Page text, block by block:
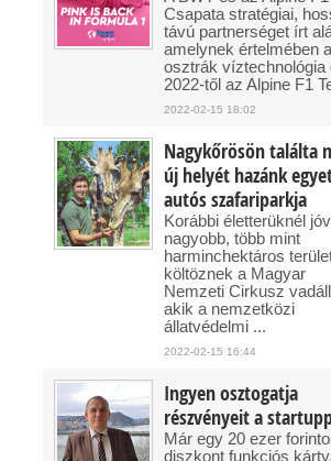
Csapata stratégiai,
távú partnerséget írt
amelynek értelmében
osztrák víztechnológia
2022-től az Alpine F1
2022-02-15 18:02
Nagykőrösön találta
új helyét hazánk
autós szafariparkja
Korábbi életterüknél
nagyobb, több mint
harminchektáros
költöznek a Magyar
Nemzeti Cirkusz
akik a nemzetközi
állatvédelmi ...
2022-02-15 16:44
Ingyen osztogatja
részvényeit a
Már egy 20 ezer
diszkont funkciós